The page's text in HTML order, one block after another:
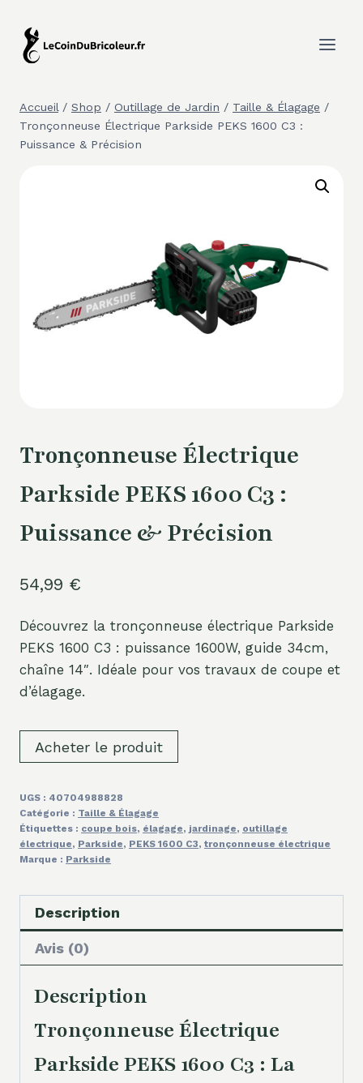
contenu
Accueil / Shop / Outillage de Jardin / Taille & Élagage /
Tronçonneuse Électrique Parkside PEKS 1600 C3 :
Puissance & Précision
Tronçonneuse Électrique
Parkside PEKS 1600 C3 :
Puissance & Précision
54,99 €
Découvrez la tronçonneuse électrique Parkside
PEKS 1600 C3 : puissance 1600W, guide 34cm,
chaîne 14″. Idéale pour vos travaux de coupe et
d’élagage.
Acheter le produit
UGS : 40704988828
Catégorie : Taille & Élagage
Étiquettes : coupe bois, élagage, jardinage, outillage
électrique, Parkside, PEKS 1600 C3, tronçonneuse électrique
Marque : Parkside
Description
Avis (0)
Description
Tronçonneuse Électrique
Parkside PEKS 1600 C3 : La